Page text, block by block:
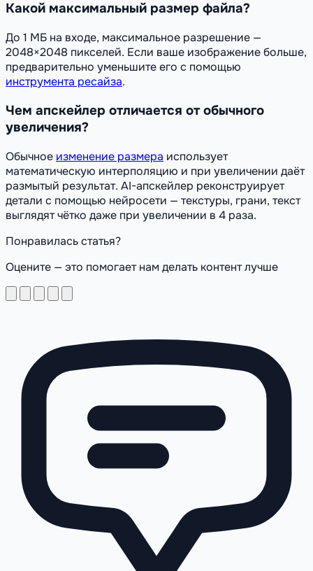
Какой максимальный размер файла?
До 1 МБ на входе, максимальное разрешение —
2048×2048 пикселей. Если ваше изображение больше,
предварительно уменьшите его с помощью
инструмента ресайза.
Чем апскейлер отличается от обычного
увеличения?
Обычное изменение размера использует
математическую интерполяцию и при увеличении даёт
размытый результат. AI-апскейлер реконструирует
детали с помощью нейросети — текстуры, грани, текст
выглядят чётко даже при увеличении в 4 раза.
Понравилась статья?
Оцените — это помогает нам делать контент лучше